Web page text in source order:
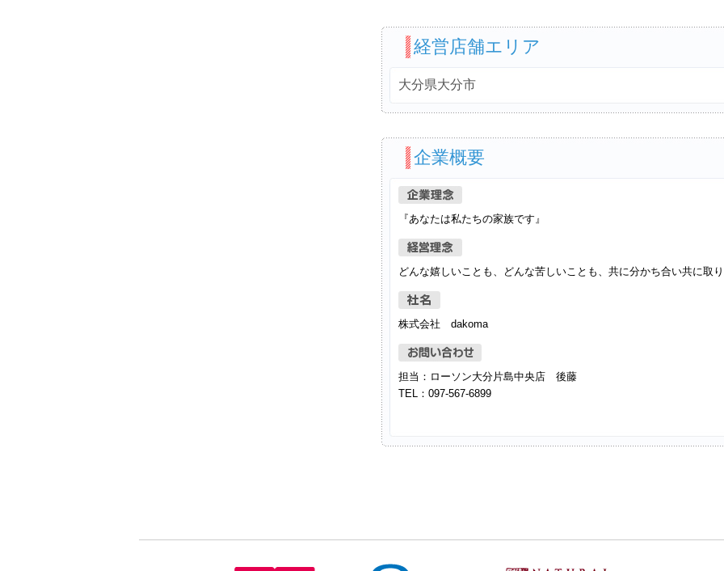
経営店舗エリア
大分県大分市
企業概要
『あなたは私たちの家族です』
どんな嬉しいことも、どんな苦しいことも、共に分かち合い共に取
株式会社 dakoma
担当：ローソン大分片島中央店 後藤
TEL：097-567-6899